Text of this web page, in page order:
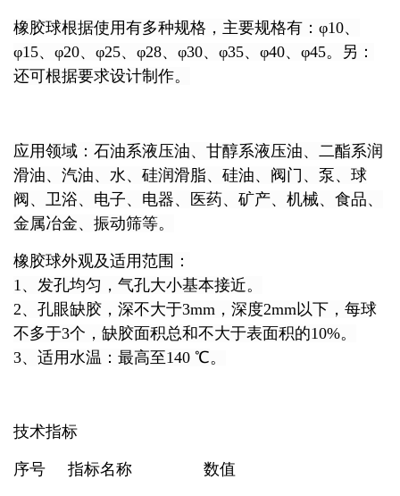
橡胶球根据使用有多种规格 ，主要规格有：φ10、
φ15、φ20、φ25、φ28、φ30、φ35、φ40、φ45。另：
还可根据要求设计制作。
应用领域：石油系液压油、甘醇系液压油、二酯系润
滑油、汽油、水、硅润滑脂、硅油、阀门、泵、球
阀、卫浴、电子、电器、医药、矿产、机械、食品、
金属冶金、振动筛等。
橡胶球外观及适用范围：
1、发孔均匀，气孔大小基本接近。
2、孔眼缺胶，深不大于3mm，深度2mm以下，每球
不多于3个，缺胶面积总和不大于表面积的10%。
3、适用水温：最高至140 ℃。
技术指标
序号 指标名称 数值